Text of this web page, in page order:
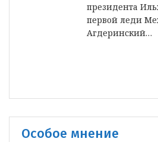
президента
первой леди
Агдеринский…
Особое мнение